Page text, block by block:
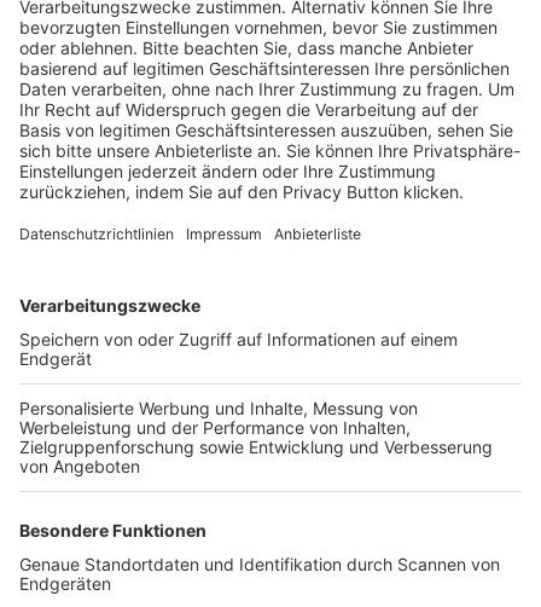
Schulungsangebot Vereinsmitarbeiter
BFV-Geschäftsstellen
Trainerbörse
Login SpielPlus
FOLGE DEM BFV
TOP-VEREINE
TOP-PARTNER